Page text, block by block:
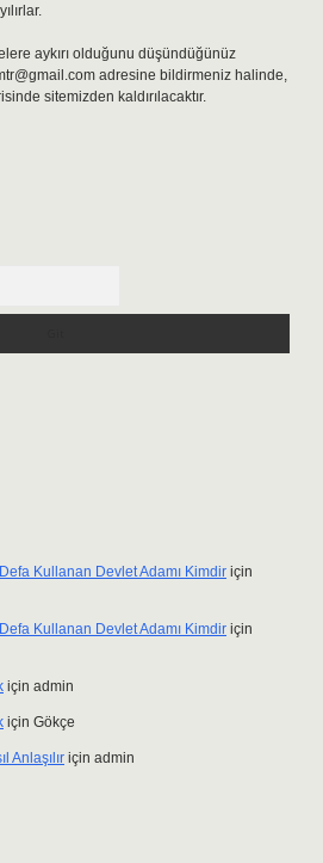
aykırı olduğunu düşündüğünüz
adresine bildirmeniz halinde,
sitemizden kaldırılacaktır.
Kullanan Devlet Adamı Kimdir için
Kullanan Devlet Adamı Kimdir için
için admin
için Gökçe
Anlaşılır için admin